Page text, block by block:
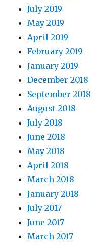
July 2019
May 2019
April 2019
February 2019
January 2019
December 2018
September 2018
August 2018
July 2018
June 2018
May 2018
April 2018
March 2018
January 2018
July 2017
June 2017
March 2017